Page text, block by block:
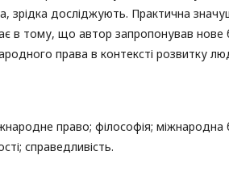
зрідка досліджують. Практична
в тому, що автор запропонував нове
права в контексті розвитку
право; філософія; міжнародна
справедливість.